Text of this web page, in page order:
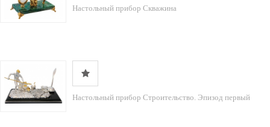
Настольный прибор Скважина
Настольный прибор Строительство. Эпизод первый